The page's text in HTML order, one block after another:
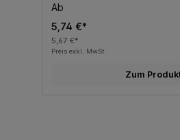
Ab
5,74 €*
5,67 €*
Preis exkl. MwSt.
Zum